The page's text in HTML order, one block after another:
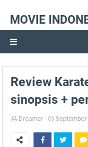
MOVIE
Review
sinopsis +
Dreamer September